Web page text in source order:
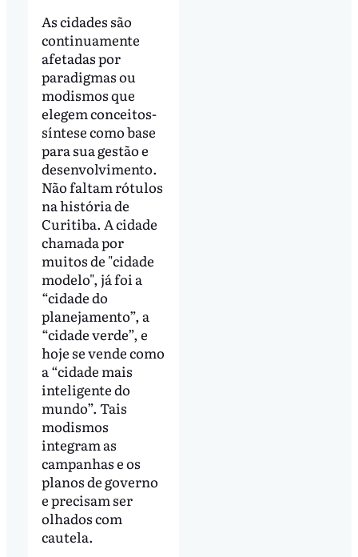
As cidades são
continuamente
afetadas por
paradigmas ou
modismos que
elegem conceitos-
síntese como base
para sua gestão e
desenvolvimento.
Não faltam rótulos
na história de
Curitiba. A cidade
chamada por
muitos de "cidade
modelo", já foi a
“cidade do
planejamento”, a
“cidade verde”, e
hoje se vende como
a “cidade mais
inteligente do
mundo”. Tais
modismos
integram as
campanhas e os
planos de governo
e precisam ser
olhados com
cautela.